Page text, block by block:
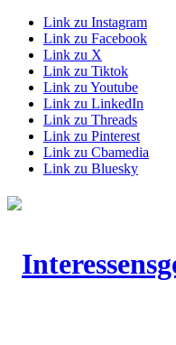
Link zu Instagram
Link zu Facebook
Link zu X
Link zu Tiktok
Link zu Youtube
Link zu LinkedIn
Link zu Threads
Link zu Pinterest
Link zu Cbamedia
Link zu Bluesky